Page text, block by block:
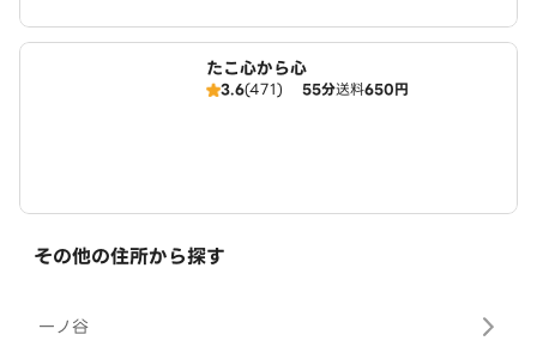
たこ心から心
3.6(471) 55分送料650円
その他の住所から探す
一ノ谷